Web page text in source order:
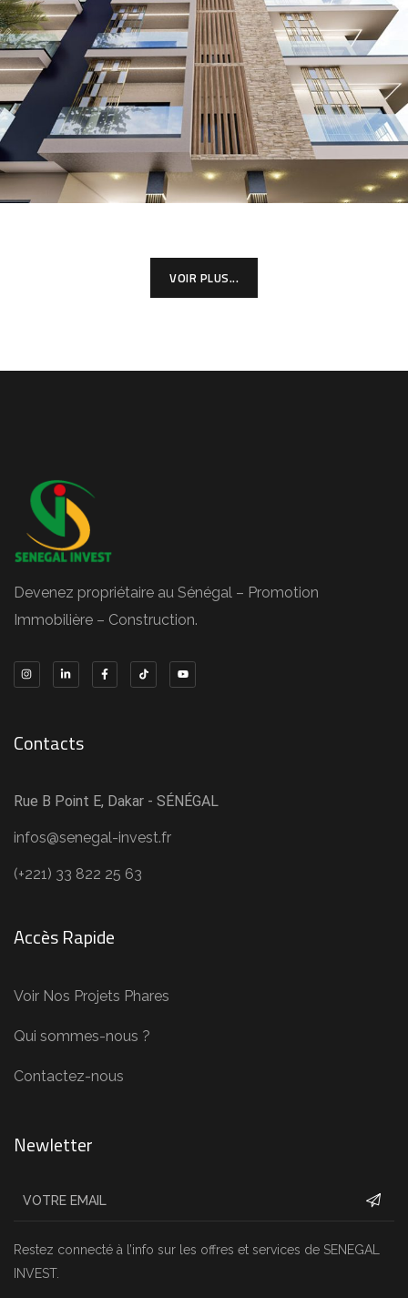
Résidence TAÏF
NOS PROJETS
VOIR PLUS...
Devenez propriétaire au Sénégal – Promotion
Immobilière – Construction.
Contacts
Rue B Point E, Dakar - SÉNÉGAL
infos@senegal-invest.fr
(+221) 33 822 25 63
Accès Rapide
Voir Nos Projets Phares
Qui sommes-nous ?
Contactez-nous
Newletter
Restez connecté à l’info sur les offres et services de SENEGAL
INVEST.